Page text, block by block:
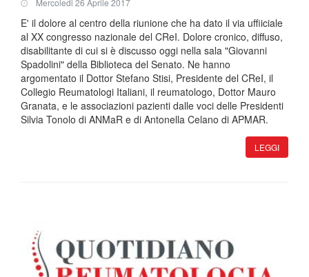
Mercoledi 26 Aprile 2017
E' il dolore al centro della riunione che ha dato il via uffiiciale
al XX congresso nazionale del CReI. Dolore cronico, diffuso,
disabilitante di cui si è discusso oggi nella sala "Giovanni
Spadolini" della Biblioteca del Senato. Ne hanno
argomentato il Dottor Stefano Stisi, Presidente del CReI, il
Collegio Reumatologi Italiani, il reumatologo, Dottor Mauro
Granata, e le associazioni pazienti dalle voci delle Presidenti
Silvia Tonolo di ANMaR e di Antonella Celano di APMAR.
LEGGI